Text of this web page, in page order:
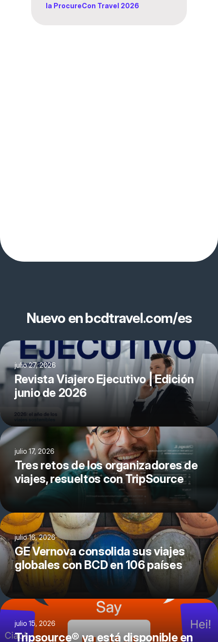
la ProcureCon Travel 2026
Nuevo en bcdtravel.com/es
julio 27, 2026
Revista Viajero Ejecutivo | Edición
junio de 2026
julio 17, 2026
Tres retos de los organizadores de
viajes, resueltos con TripSource
julio 16, 2026
GE Vernova consolida sus viajes
globales con BCD en 106 países
julio 15, 2026
Tripsource® ya está disponible en